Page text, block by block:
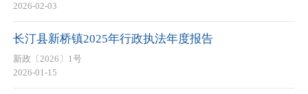
2026-02-03
长汀县新桥镇2025年行政执法年度报告
新政〔2026〕1号
2026-01-15